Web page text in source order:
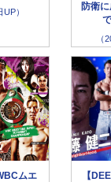
）
防衛
（
ムエ
【